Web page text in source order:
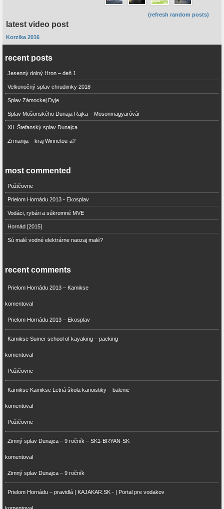
(refresh random posts)
latest video post
Korzika 2016
recent posts
Jesenný dolný Hron – deň 1
Velkonočný splav chrudimky 2018
Splav Zámockej Dyje
Splav Mošonského Dunaja Rajka – Mosonmagyaróvár
XII. Štefanský splav Dunajca
Zrmanija – kraj Winnetou-a?
most commented
Požičovne
Prielom Hornádu 2013 - Ekosplav
Vodáci, rybári a súkromné MVE
Hornád [2015]
Sú malé vodné elektrárne naozaj malé?
recent comments
Prielom Hornádu 2013 – Kamikse
komentoval
Prielom Hornádu 2013 – Ekosplav
Kamikse Sumer school of kayaking – packing
komentoval
Požičovne
Kamikse Kamikse Letná škola kanoistiky – balenie
komentoval
Požičovne
Zimný splav Dunajca – 9 ročník – SK1-BRYAN-SK
komentoval
Zimný splav Dunajca – 9 ročník
Prielom Hornádu – pravidlá | KAJAKAR.SK - | Portal pre vodakov